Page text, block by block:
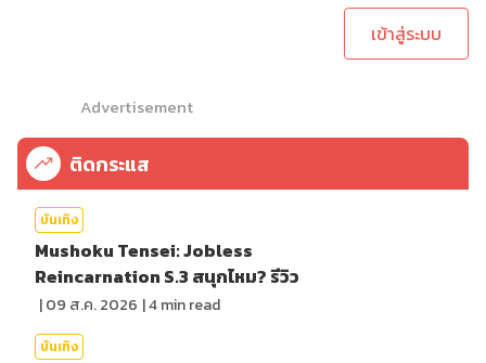
เข้าสู่ระบบ
Advertisement
ติดกระแส
บันเทิง
Mushoku Tensei: Jobless
Reincarnation S.3 สนุกไหม? รีวิว
|09 ส.ค. 2026 |4min read
บันเทิง